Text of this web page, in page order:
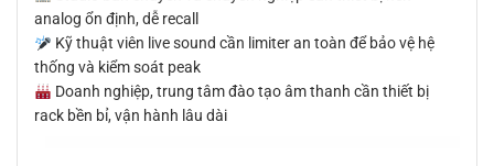
analog ổn định, dễ recall
Kỹ thuật viên live sound cần limiter an toàn để bảo vệ hệ
thống và kiểm soát peak
Doanh nghiệp, trung tâm đào tạo âm thanh cần thiết bị
rack bền bỉ, vận hành lâu dài